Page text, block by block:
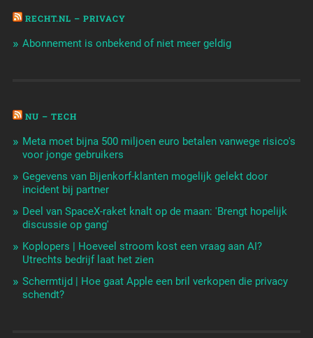
RECHT.NL – PRIVACY
Abonnement is onbekend of niet meer geldig
NU – TECH
Meta moet bijna 500 miljoen euro betalen vanwege risico's
voor jonge gebruikers
Gegevens van Bijenkorf-klanten mogelijk gelekt door
incident bij partner
Deel van SpaceX-raket knalt op de maan: 'Brengt hopelijk
discussie op gang'
Koplopers | Hoeveel stroom kost een vraag aan AI?
Utrechts bedrijf laat het zien
Schermtijd | Hoe gaat Apple een bril verkopen die privacy
schendt?